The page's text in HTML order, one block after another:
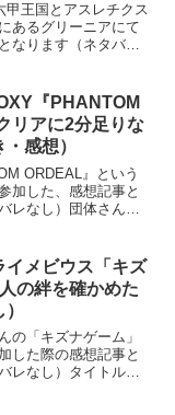
甲王国とアスレチクス
あるグリーニアにて
なります（ネタバレ
るため、参加時は動
加ください。
『PHANTOM
リアに2分足りな
感想）
ORDEAL』という
加した、感想記事と
レなし）団体さんの
の最新公演情報は末尾
イメビウス「キズ
の絆を確かめた
の「キズナゲーム」
した際の感想記事と
レなし）タイトル通